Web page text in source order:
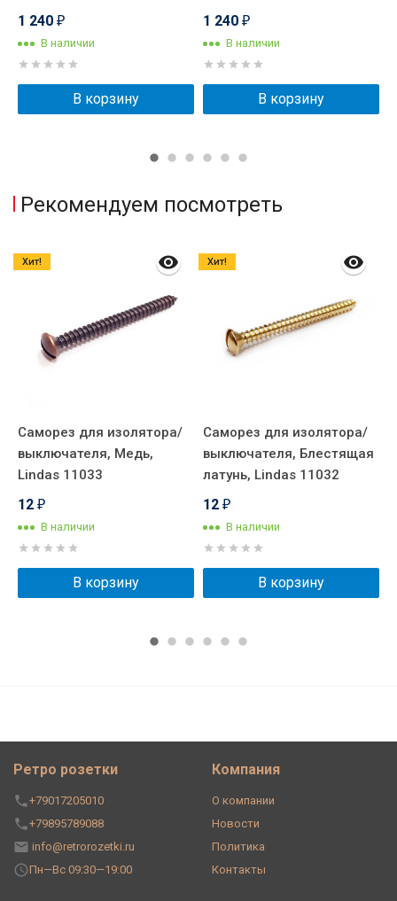
1 240 ₽
В наличии
В корзину
1 240 ₽
В наличии
В корзину
Рекомендуем посмотреть
Саморез для изолятора/
выключателя, Медь,
Lindas 11033
12 ₽
В наличии
В корзину
Хит!
Саморез для изолятора/
выключателя, Блестящая
латунь, Lindas 11032
12 ₽
В наличии
В корзину
Хит!
Ретро розетки
+79017205010
+79895789088
info@retrorozetki.ru
Пн—Вс 09:30—19:00
Компания
О компании
Новости
Политика
Контакты